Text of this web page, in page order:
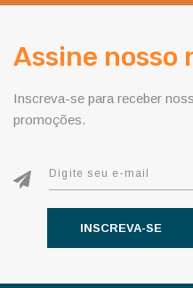
Assine
Inscreva-se para receber
promoções.
INSCREVA-SE